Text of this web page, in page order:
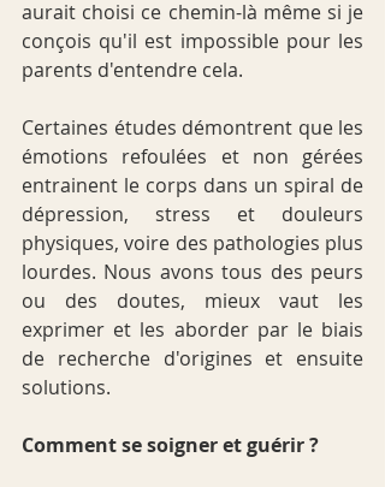
aurait choisi ce chemin-là même si je
conçois qu'il est impossible pour les
parents d'entendre cela.
Certaines études démontrent que les
émotions refoulées et non gérées
entrainent le corps dans un spiral de
dépression, stress et douleurs
physiques, voire des pathologies plus
lourdes. Nous avons tous des peurs
ou des doutes, mieux vaut les
exprimer et les aborder par le biais
de recherche d'origines et ensuite
solutions.
Comment se soigner et guérir ?